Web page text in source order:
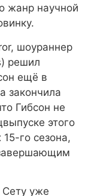
жанр научной
шоураннер
решил
ещё в
закончила
Гибсон не
этого
го сезона,
уже